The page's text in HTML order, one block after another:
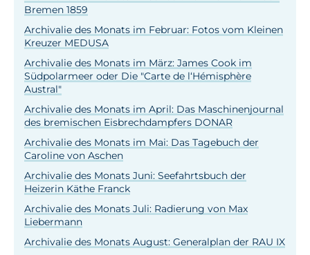
Bremen 1859
Archivalie des Monats im Februar: Fotos vom Kleinen
Kreuzer MEDUSA
Archivalie des Monats im März: James Cook im
Südpolarmeer oder Die "Carte de l‘Hémisphère
Austral"
Archivalie des Monats im April: Das Maschinenjournal
des bremischen Eisbrechdampfers DONAR
Archivalie des Monats im Mai: Das Tagebuch der
Caroline von Aschen
Archivalie des Monats Juni: Seefahrtsbuch der
Heizerin Käthe Franck
Archivalie des Monats Juli: Radierung von Max
Liebermann
Archivalie des Monats August: Generalplan der RAU IX